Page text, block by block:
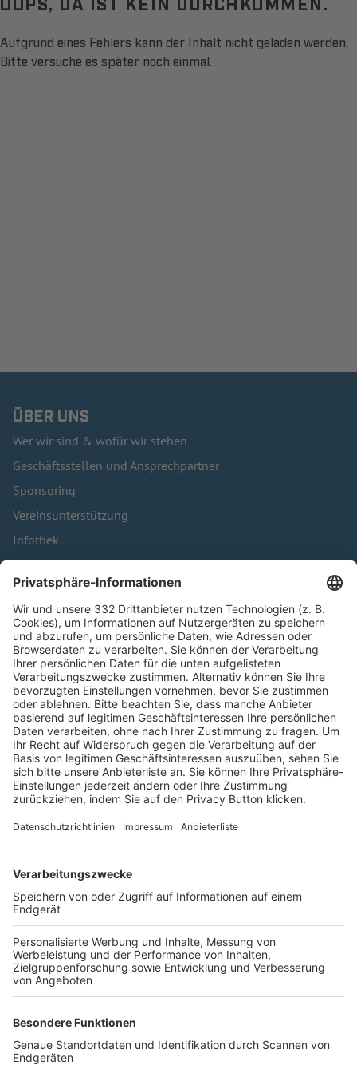
Aufgrund eines Fehlers kann der Inhalt nicht geladen werden.
Bitte versuche es später noch einmal.
ÜBER UNS
Wer wir sind & wofür wir stehen
Geschäftsstellen und Ansprechpartner
Sponsoring
Vereinsunterstützung
Infothek
Kontakt
HÄUFIG BESUCHTE SEITEN
Pässe und Vereinswechsel
Trainerausbildung
Schulungsangebot Vereinsmitarbeiter
BFV-Geschäftsstellen
Trainerbörse
Login SpielPlus
FOLGE DEM BFV
TOP-VEREINE
TOP-PARTNER